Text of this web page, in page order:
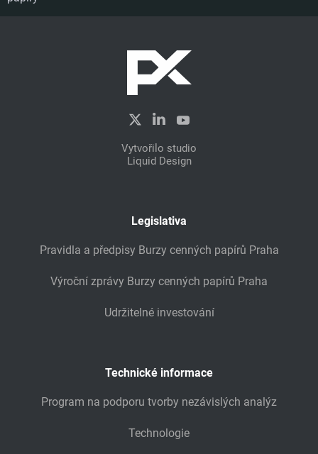
Vytvořilo studio
Liquid Design
Legislativa
Pravidla a předpisy Burzy cenných papírů Praha
Výroční zprávy Burzy cenných papírů Praha
Udržitelné investování
Technické informace
Program na podporu tvorby nezávislých analýz
Technologie